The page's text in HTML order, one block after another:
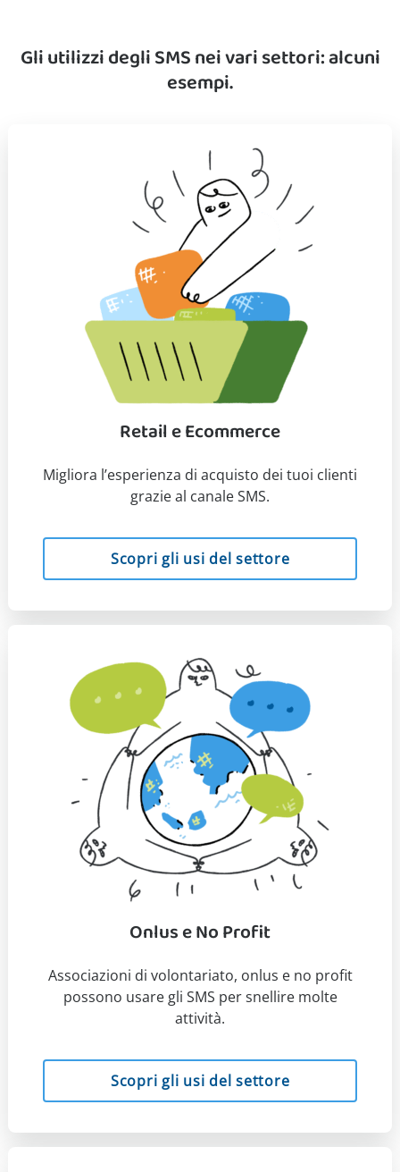
Gli utilizzi degli SMS nei vari settori: alcuni
esempi.
Retail e Ecommerce
Migliora l’esperienza di acquisto dei tuoi clienti
grazie al canale SMS.
Scopri gli usi del settore
Onlus e No Profit
Associazioni di volontariato, onlus e no profit
possono usare gli SMS per snellire molte
attività.
Scopri gli usi del settore